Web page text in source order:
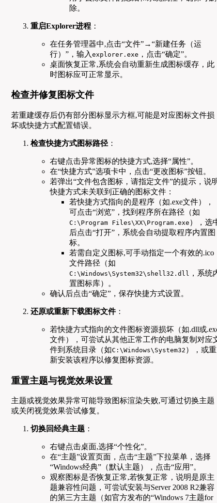
除。
重启Explorer进程 ：
在任务管理器中,点击“文件”→“新建任务（运
行）”，输入 explorer.exe ，点击“确定”。
桌面恢复正常,系统会自动重新生成图标缓存，此
时图标应可正常显示。
检查并修复图标文件
若重建缓存后仍有部分图标显示方框,可能是对应图标文件损
坏或快捷方式配置错误。
检查快捷方式图标路径 ：
右键点击异常图标的快捷方式,选择“属性”。
在“快捷方式”选项卡中，点击“更改图标”按钮。
若弹出“文件包含图标，请指定文件”的提示，说
快捷方式未关联到正确的图标文件：
若快捷方式指向的是程序（如.exe文件），
可点击“浏览”，找到程序所在路径（如
C:\Program Files\XX\Program.exe ），选
后点击“打开”，系统会自动提取程序内置图
标。
若需自定义图标,可手动指定一个有效的.ico
文件路径（如
C:\Windows\System32\shell32.dll
，系统
置图标库）。
确认后点击“确定”，保存快捷方式设置。
还原或重新下载图标文件：
若快捷方式指向的文件图标资源损坏（如.dll或
文件），可尝试从其他正常工作的电脑复制对应
件到系统目录（如C:\Windows\System32 ），或重
新安装该程序以修复图标资源。
重置主题与视觉效果设置
主题或视觉效果异常可能导致图标渲染失败,可通过切换主题
或关闭视觉效果尝试修复。
切换回经典主题 ：
右键点击桌面,选择“个性化”。
在“主题”设置页面，点击“主题”下拉菜单，选择
“Windows经典”（默认主题），点击“应用”。
观察图标是否恢复正常,若恢复正常，说明是原主
题兼容性问题，可尝试安装与Server 2008 R2兼容
的第三方主题（如官方发布的“Windows 7主题for